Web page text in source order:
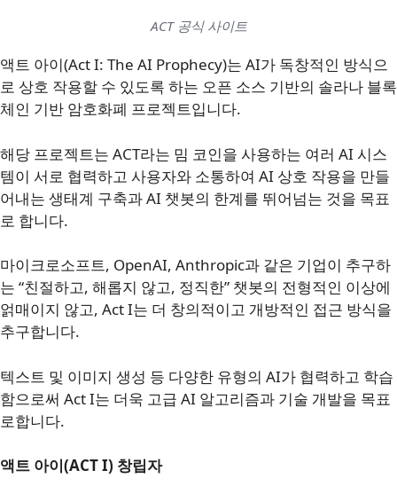
ACT 공식 사이트
액트 아이(Act I: The AI Prophecy)는 AI가 독창적인 방식으
로 상호 작용할 수 있도록 하는 오픈 소스 기반의 솔라나 블록
체인 기반 암호화폐 프로젝트입니다.
해당 프로젝트는 ACT라는 밈 코인을 사용하는 여러 AI 시스
템이 서로 협력하고 사용자와 소통하여 AI 상호 작용을 만들
어내는 생태계 구축과 AI 챗봇의 한계를 뛰어넘는 것을 목표
로 합니다.
마이크로소프트, OpenAI, Anthropic과 같은 기업이 추구하
는 “친절하고, 해롭지 않고, 정직한” 챗봇의 전형적인 이상에
얽매이지 않고, Act I는 더 창의적이고 개방적인 접근 방식을
추구합니다.
텍스트 및 이미지 생성 등 다양한 유형의 AI가 협력하고 학습
함으로써 Act I는 더욱 고급 AI 알고리즘과 기술 개발을 목표
로합니다.
액트 아이(ACT I) 창립자